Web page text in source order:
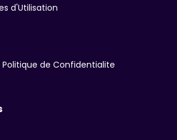
d'Utilisation
de Confidentialite